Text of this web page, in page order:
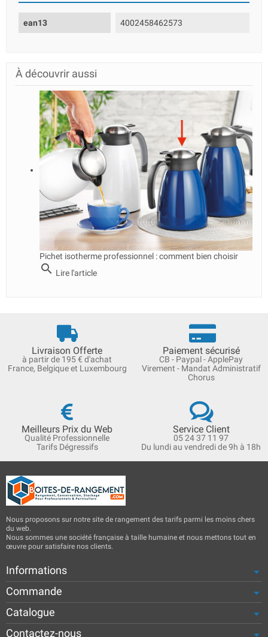
ean13 4002458462573
À découvrir aussi
Pichet isotherme professionnel : comment bien choisir
search Lire l'article
Livraison Offerte
à partir de 195 € d'achat
France, Belgique et Luxembourg
Paiement sécurisé
CB - Paypal - ApplePay
Virement - Mandat Administratif
Chorus
Meilleurs Prix du Web
Qualité Professionnelle
Tarifs Dégressifs
Service Client
05 24 37 11 97
Du lundi au vendredi de 9h à 18h
Nous proposons sur notre site de rangement des tarifs parmi les moins chers
du web.
Nous sommes une société française à taille humaine et nous mettons tout en
œuvre pour satisfaire nos clients.
Informations
Commande
Catalogue
Contactez-nous